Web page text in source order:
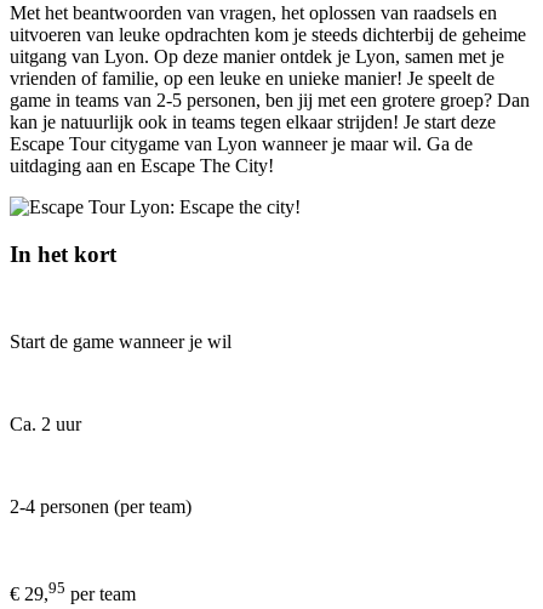
Met het beantwoorden van vragen, het oplossen van raadsels en
uitvoeren van leuke opdrachten kom je steeds dichterbij de geheime
uitgang van Lyon. Op deze manier ontdek je Lyon, samen met je
vrienden of familie, op een leuke en unieke manier! Je speelt de
game in teams van 2-5 personen, ben jij met een grotere groep? Dan
kan je natuurlijk ook in teams tegen elkaar strijden! Je start deze
Escape Tour citygame van Lyon wanneer je maar wil. Ga de
uitdaging aan en Escape The City!
In het kort
Start de game wanneer je wil
Ca. 2 uur
2-4 personen (per team)
€ 29,95 per team